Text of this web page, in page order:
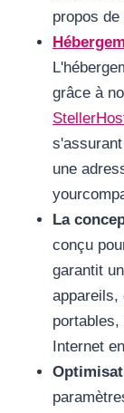
propos
grâce à
une
La
conçu
garantit
appareils,
Internet